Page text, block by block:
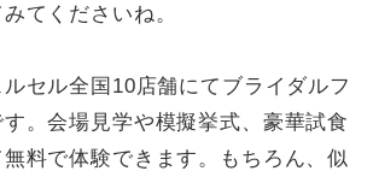
てくださいね。
セル全国10店舗にてブライダルフ
す。会場見学や模擬挙式、豪華試食
料で体験できます。もちろん、似